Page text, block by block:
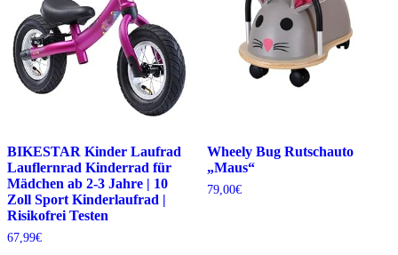
BIKESTAR Kinder Laufrad
Lauflernrad Kinderrad für
Mädchen ab 2-3 Jahre | 10
Zoll Sport Kinderlaufrad |
Risikofrei Testen
67,99€
Wheely Bug Rutschauto
„Maus“
79,00€